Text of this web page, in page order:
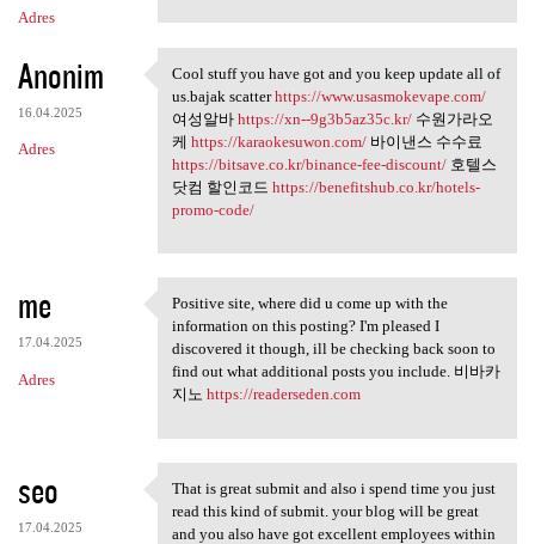
Adres
Anonim
16.04.2025
Adres
Cool stuff you have got and
Cool stuff you have got and you keep update all of
us.bajak scatterhttps://www.usasmokevape.com/
여성알바 https://xn--9g3b5az35c.kr/수원가라오
케 https://karaokesuwon.com/바이낸스 수수료
https://bitsave.co.kr/binance-fee-discount/호텔스
닷컴 할인코드 https://benefitshub.co.kr/hotels-
promo-code/
me
17.04.2025
Adres
Positive site, where did u
Positive site, where did u come up with the
information on this posting? I'm pleased I
discovered it though, ill be checking back soon to
find out what additional posts you include. 비바카
지노 https://readerseden.com
seo
17.04.2025
That is great submit and also
That is great submit and also i spend time you just
read this kind of submit. your blog will be great
and you also have got excellent employees within